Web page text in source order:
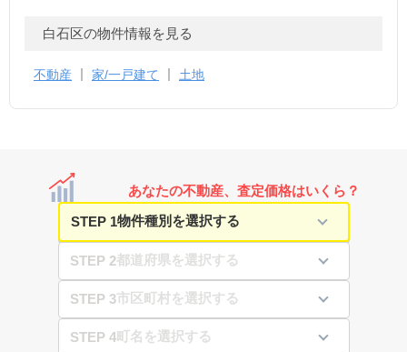
白石区の物件情報を見る
不動産 家/一戸建て 土地
あなたの不動産、査定価格はいくら？
STEP 1
STEP 2
STEP 3
STEP 4